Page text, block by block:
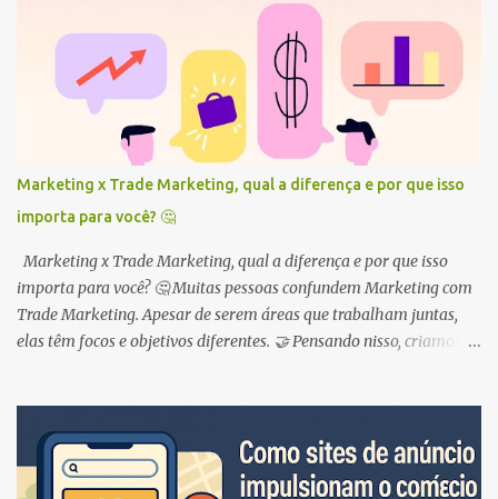
Marketing x Trade Marketing, qual a diferença e por que isso
importa para você? 🤔
Marketing x Trade Marketing, qual a diferença e por que isso
importa para você? 🤔 Muitas pessoas confundem Marketing com
Trade Marketing. Apesar de serem áreas que trabalham juntas,
elas têm focos e objetivos diferentes. 🤝 Pensando nisso, criamos
Marketing é como um grande guarda-chuva que abrange diversas
estratégias para atrair e conquistar clientes . 🎯 Ele se concentra